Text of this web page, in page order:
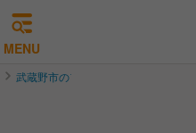
MENU
武蔵野市のファストフードキッチン